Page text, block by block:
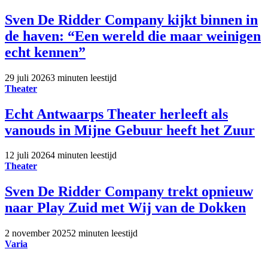
Sven De Ridder Company kijkt binnen in
de haven: “Een wereld die maar weinigen
echt kennen”
29 juli 20263 minuten leestijd
Theater
Echt Antwaarps Theater herleeft als
vanouds in Mijne Gebuur heeft het Zuur
12 juli 20264 minuten leestijd
Theater
Sven De Ridder Company trekt opnieuw
naar Play Zuid met Wij van de Dokken
2 november 20252 minuten leestijd
Varia